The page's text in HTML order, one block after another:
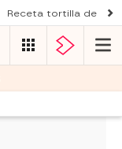
Receta tortilla de